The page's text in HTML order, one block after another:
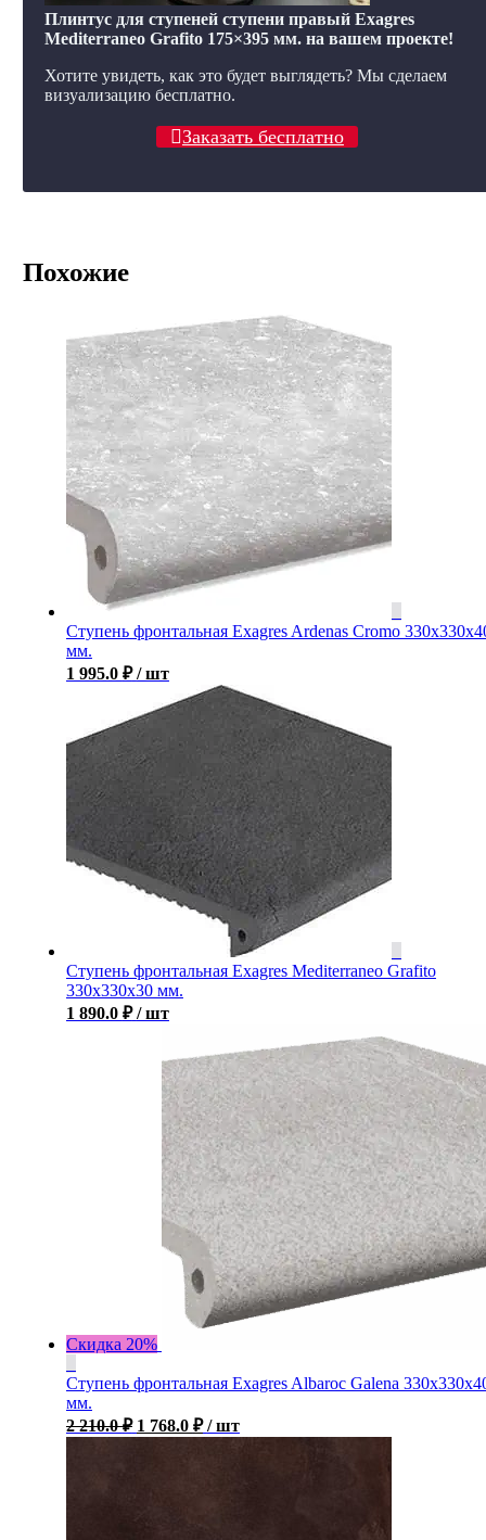
Плинтус для ступеней ступени правый Exagres
Mediterraneo Grafito 175×395 мм. на вашем проекте!
Хотите увидеть, как это будет выглядеть? Мы сделаем
визуализацию бесплатно.
Заказать бесплатно
Похожие
Ступень фронтальная Exagres Ardenas Cromo
мм.
1 995.0 ₽ / шт
Ступень фронтальная Exagres Mediterraneo Grafito
330x330x30 мм.
1 890.0 ₽ / шт
Скидка 20%
Ступень фронтальная Exagres Albaroc Galena
мм.
2 210.0₽ 1 768.0 ₽ / шт